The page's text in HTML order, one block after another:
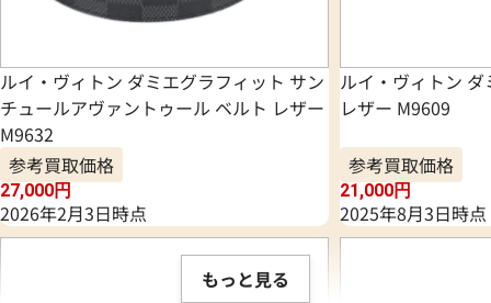
ルイ・ヴィトン ダミエグラフィット サン
チュールアヴァントゥール ベルト レザー
M9632
参考買取価格
27,000円
2026年2月3日時点
ルイ・ヴィトン
レザー M9609
参考買取価格
21,000円
2025年8月3日時点
もっと見る